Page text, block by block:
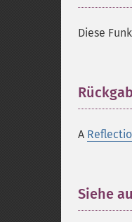
Diese
A
Siehe